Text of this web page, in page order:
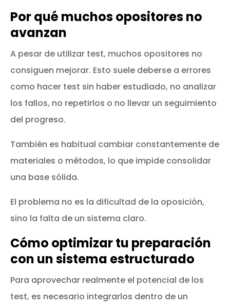
Por qué muchos opositores no
avanzan
A pesar de utilizar test, muchos opositores no
consiguen mejorar. Esto suele deberse a errores
como hacer test sin haber estudiado, no analizar
los fallos, no repetirlos o no llevar un seguimiento
del progreso.
También es habitual cambiar constantemente de
materiales o métodos, lo que impide consolidar
una base sólida.
El problema no es la dificultad de la oposición,
sino la falta de un sistema claro.
Cómo optimizar tu preparación
con un sistema estructurado
Para aprovechar realmente el potencial de los
test, es necesario integrarlos dentro de un